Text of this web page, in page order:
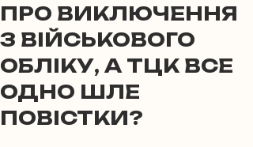
ПРО ВИКЛЮЧЕННЯ
З ВІЙСЬКОВОГО
ОБЛІКУ, А ТЦК ВСЕ
ОДНО ШЛЕ
ПОВІСТКИ?